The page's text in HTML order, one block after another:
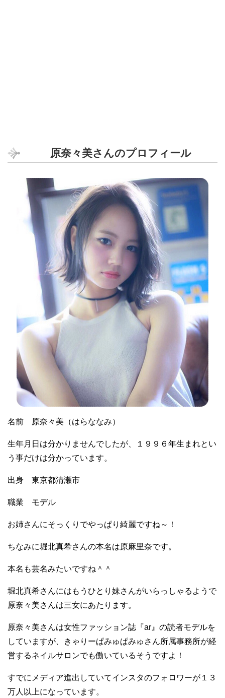
原奈々美さんのプロフィール
名前 原奈々美（はらななみ）
生年月日は分かりませんでしたが、１９９６年生まれとい
う事だけは分かっています。
出身 東京都清瀬市
職業 モデル
お姉さんにそっくりでやっぱり綺麗ですね～！
ちなみに堀北真希さんの本名は原麻里奈です。
本名も芸名みたいですね＾＾
堀北真希さんにはもうひとり妹さんがいらっしゃるようで
原奈々美さんは三女にあたります。
原奈々美さんは女性ファッション誌『ar』の読者モデルを
していますが、きゃりーぱみゅぱみゅさん所属事務所が経
営するネイルサロンでも働いているそうですよ！
すでにメディア進出していてインスタのフォロワーが１３
万人以上になっています。